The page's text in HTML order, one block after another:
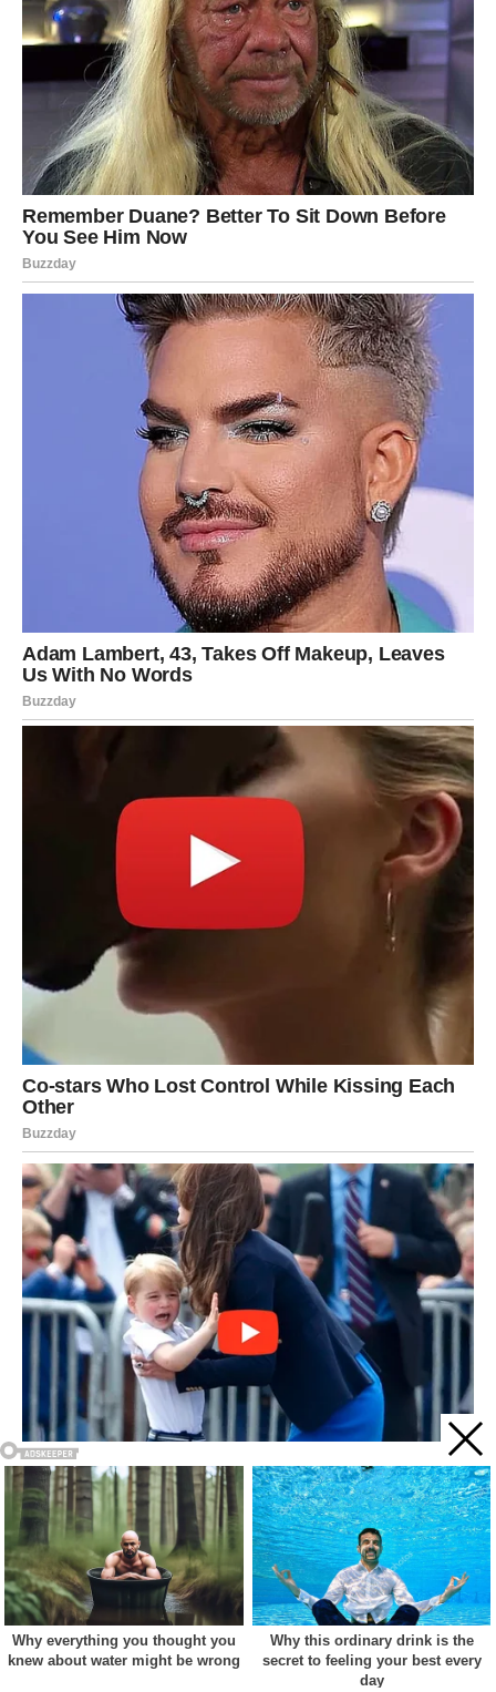
Acest site web folosește cookie-uri pentru a vă îmbunătăți
experiența. Vom presupune că sunteți de acord cu asta dacă
vă continuați navigarea.
Cookie settings ACCEPT